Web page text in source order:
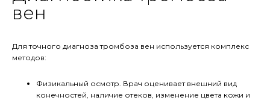
вен
Для точного диагноза тромбоза вен используется комплекс
методов:
Физикальный осмотр. Врач оценивает внешний вид
конечностей, наличие отеков, изменение цвета кожи и